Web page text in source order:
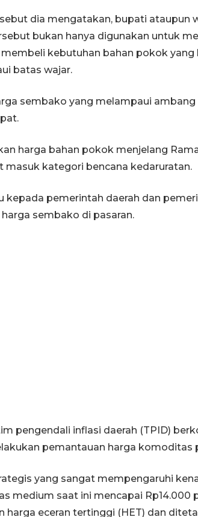
dia mengatakan, bupati ataupun
bukan hanya digunakan untuk
kebutuhan bahan pokok yang
batas wajar.
sembako yang melampaui
harga bahan pokok menjelang
masuk kategori bencana kedaruratan.
kepada pemerintah daerah dan
sembako di pasaran.
pengendali inflasi daerah (TPID)
pemantauan harga komoditas
yang sangat mempengaruhi
medium saat ini mencapai Rp14.000
harga eceran tertinggi (HET) dan